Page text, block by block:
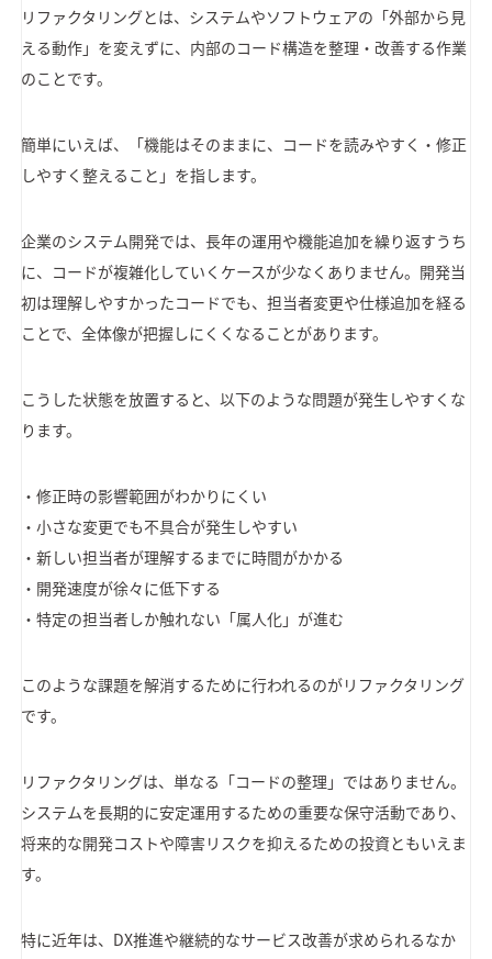
リファクタリングとは、システムやソフトウェアの「外部から見
える動作」を変えずに、内部のコード構造を整理・改善する作業
のことです。
簡単にいえば、「機能はそのままに、コードを読みやすく・修正
しやすく整えること」を指します。
企業のシステム開発では、長年の運用や機能追加を繰り返すうち
に、コードが複雑化していくケースが少なくありません。開発当
初は理解しやすかったコードでも、担当者変更や仕様追加を経る
ことで、全体像が把握しにくくなることがあります。
こうした状態を放置すると、以下のような問題が発生しやすくな
ります。
・修正時の影響範囲がわかりにくい
・小さな変更でも不具合が発生しやすい
・新しい担当者が理解するまでに時間がかかる
・開発速度が徐々に低下する
・特定の担当者しか触れない「属人化」が進む
このような課題を解消するために行われるのがリファクタリング
です。
リファクタリングは、単なる「コードの整理」ではありません。
システムを長期的に安定運用するための重要な保守活動であり、
将来的な開発コストや障害リスクを抑えるための投資ともいえま
す。
特に近年は、DX推進や継続的なサービス改善が求められるなか